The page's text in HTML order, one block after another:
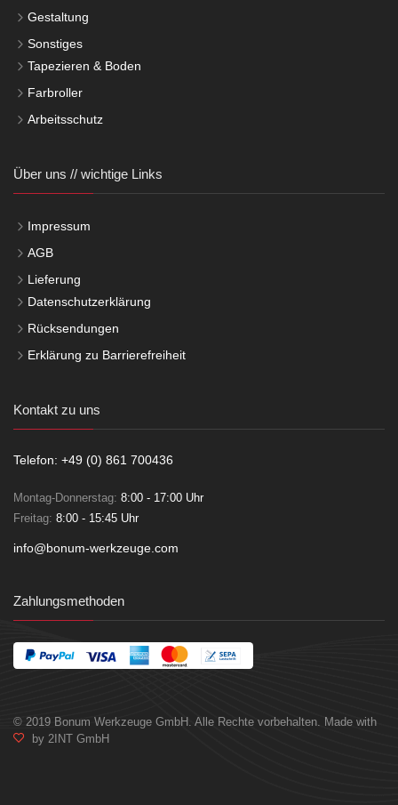
Gestaltung
Sonstiges
Tapezieren & Boden
Farbroller
Arbeitsschutz
Über uns // wichtige Links
Impressum
AGB
Lieferung
Datenschutzerklärung
Rücksendungen
Erklärung zu Barrierefreiheit
Kontakt zu uns
Telefon: +49 (0) 861 700436
Montag-Donnerstag: 8:00 - 17:00 Uhr
Freitag: 8:00 - 15:45 Uhr
info@bonum-werkzeuge.com
Zahlungsmethoden
© 2019 Bonum Werkzeuge GmbH. Alle Rechte vorbehalten. Made with
by 2INT GmbH